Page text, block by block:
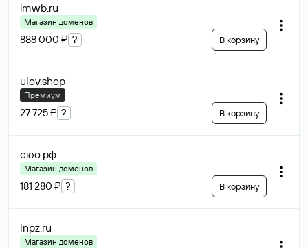
imwb.ru
Магазин доменов
888 000 ₽ ? В корзину
ulov.shop
Премиум
27 725 ₽ ? В корзину
сюо.рф
Магазин доменов
181 280 ₽ ? В корзину
lnpz.ru
Магазин доменов